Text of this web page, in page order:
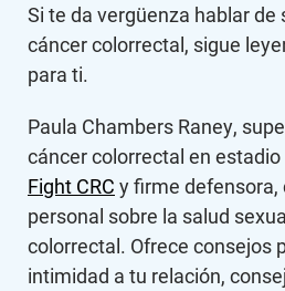
Si te da vergüenza hablar de
cáncer colorrectal, sigue
para ti.
Paula Chambers Raney,
cáncer colorrectal en estadio
Fight CRC y firme
personal sobre la salud
colorrectal. Ofrece consejos
intimidad a tu relación,